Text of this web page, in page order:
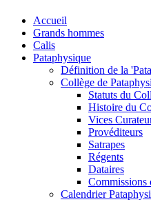
Accueil
Grands hommes
Calis
Pataphysique
Définition de la
Collège de
Statuts du
Histoire du
Vices
Provéditeurs
Satrapes
Régents
Dataires
Commissions
Calendrier